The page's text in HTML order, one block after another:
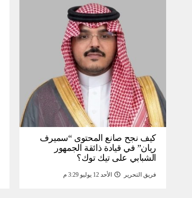
كيف نجح صانع المحتوى “سميرف
ريان” في قيادة ذائقة الجمهور
الشبابي على تيك توك؟
فريق التحرير الأحد 12 يوليو 3:29 م